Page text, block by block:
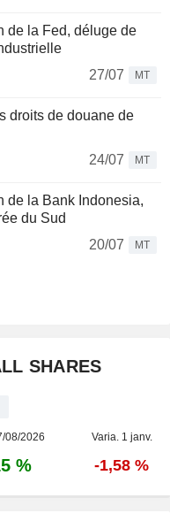
de la Fed, déluge de
27/07
MT
droits de douane de
24/07
MT
de la Bank Indonesia,
du Sud
20/07
MT
SHARES
08/2026 Varia. 1 janv.
% -1,58 %